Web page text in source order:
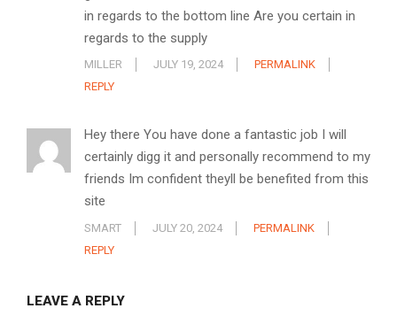
in regards to the bottom line Are you certain in
regards to the supply
MILLER JULY 19, 2024
PERMALINK
REPLY
Hey there You have done a fantastic job I will
certainly digg it and personally recommend to my
friends Im confident theyll be benefited from this
site
SMART JULY 20, 2024
PERMALINK
REPLY
LEAVE A REPLY